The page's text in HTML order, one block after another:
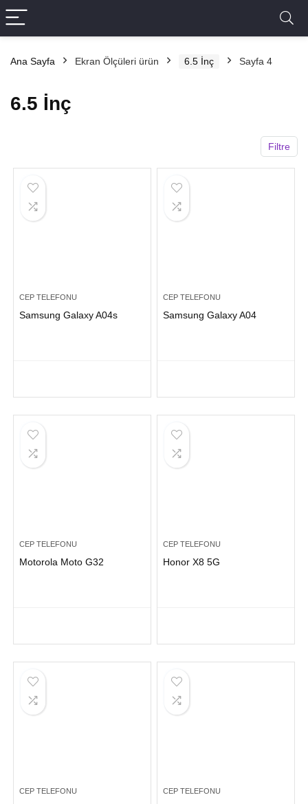
Ana Sayfa Ekran Ölçüleri ürün 6.5 İnç Sayfa 4
6.5 İnç
Filtre
CEP TELEFONU
Samsung Galaxy A04s
CEP TELEFONU
Samsung Galaxy A04
CEP TELEFONU
Motorola Moto G32
CEP TELEFONU
Honor X8 5G
CEP TELEFONU CEP TELEFONU